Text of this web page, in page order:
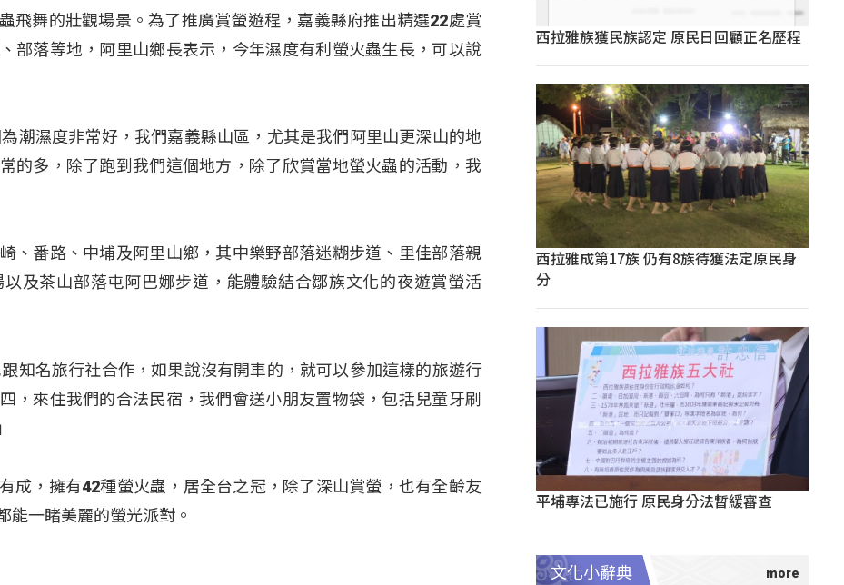
飛舞的壯觀場景。為了推廣賞螢遊程，嘉義縣府推出精選22處賞
部落等地，阿里山鄉長表示，今年濕度有利螢火蟲生長，可以說
潮濕度非常好，我們嘉義縣山區，尤其是我們阿里山更深山的地
的多，除了跑到我們這個地方，除了欣賞當地螢火蟲的活動，我
、番路、中埔及阿里山鄉，其中樂野部落迷糊步道、里佳部落親
及茶山部落屯阿巴娜步道，能體驗結合鄒族文化的夜遊賞螢活
知名旅行社合作，如果說沒有開車的，就可以參加這樣的旅遊行
，來住我們的合法民宿，我們會送小朋友置物袋，包括兒童牙刷
成，擁有42種螢火蟲，居全台之冠，除了深山賞螢，也有全齡友
能一睹美麗的螢光派對。
西拉雅族獲民族認定 原民日回顧正名歷程
西拉雅成第17族 仍有8族待獲法定原民身
分
平埔專法已施行 原民身分法暫緩審查
文化小辭典